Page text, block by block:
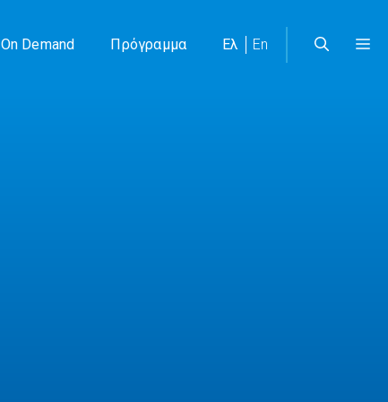
On Demand Πρόγραμμα Ελ En